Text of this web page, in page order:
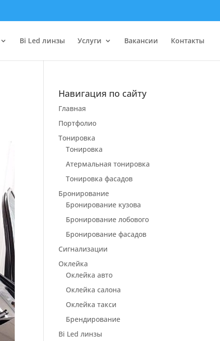
Bi Led линзы Услуги Вакансии Контакты
Навигация по сайту
Главная
Портфолио
Тонировка
Тонировка
Атермальная тонировка
Тонировка фасадов
Бронирование
Бронирование кузова
Бронирование лобового
Бронирование фасадов
Сигнализации
Оклейка
Оклейка авто
Оклейка салона
Оклейка такси
Брендирование
Bi Led линзы